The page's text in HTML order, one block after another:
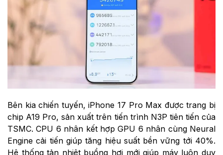
Bên kia chiến tuyến, iPhone 17 Pro Max được trang bị
chip A19 Pro, sản xuất trên tiến trình N3P tiên tiến của
TSMC. CPU 6 nhân kết hợp GPU 6 nhân cùng Neural
Engine cải tiến giúp tăng hiệu suất bền vững tới 40%.
Hệ thống tản nhiệt buồng hơi mới giúp máy luôn duy